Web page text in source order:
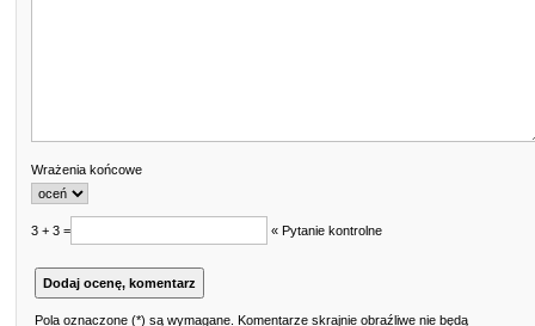
Wrażenia końcowe
3 + 3 = « Pytanie kontrolne
Pola oznaczone (*) są wymagane. Komentarze skrajnie obraźliwe nie będą